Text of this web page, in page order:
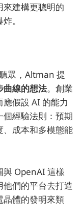
來建構更聰明的
。
眾，Altman 提
曲線的想法。創業
假設 AI 的能力
經驗法則：預期
成本和多模態能
與 OpenAI 這樣
們的平台去打造
晶體的發明來類